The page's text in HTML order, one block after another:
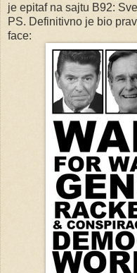
je epitaf na sajtu B92:
PS. Definitivno je bio
face: